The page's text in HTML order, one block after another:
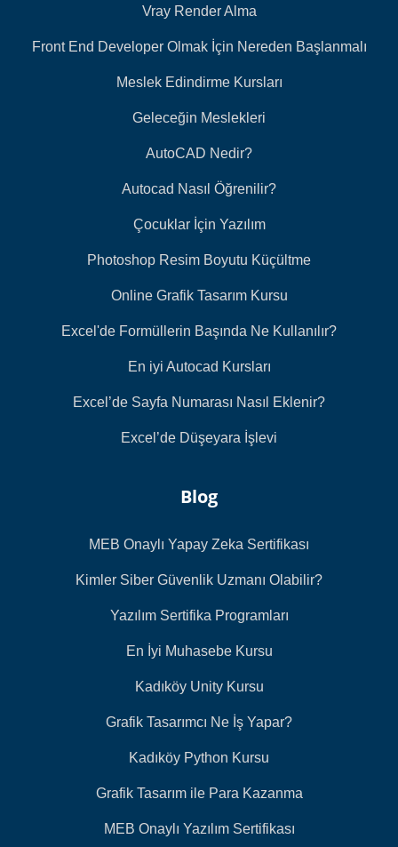
Vray Render Alma
Front End Developer Olmak İçin Nereden Başlanmalı
Meslek Edindirme Kursları
Geleceğin Meslekleri
AutoCAD Nedir?
Autocad Nasıl Öğrenilir?
Çocuklar İçin Yazılım
Photoshop Resim Boyutu Küçültme
Online Grafik Tasarım Kursu
Excel'de Formüllerin Başında Ne Kullanılır?
En iyi Autocad Kursları
Excel’de Sayfa Numarası Nasıl Eklenir?
Excel’de Düşeyara İşlevi
Blog
MEB Onaylı Yapay Zeka Sertifikası
Kimler Siber Güvenlik Uzmanı Olabilir?
Yazılım Sertifika Programları
En İyi Muhasebe Kursu
Kadıköy Unity Kursu
Grafik Tasarımcı Ne İş Yapar?
Kadıköy Python Kursu
Grafik Tasarım ile Para Kazanma
MEB Onaylı Yazılım Sertifikası